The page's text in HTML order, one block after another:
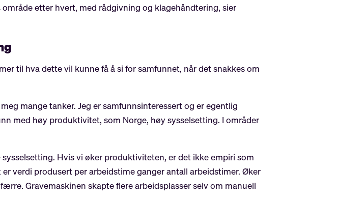
etter hvert, med rådgivning og klagehåndtering, sier
til hva dette vil kunne få å si for samfunnet, når det snakkes om
mange tanker. Jeg er samfunnsinteressert og er egentlig
med høy produktivitet, som Norge, høy sysselsetting. I områder
Hvis vi øker produktiviteten, er det ikke empiri som
verdi produsert per arbeidstime ganger antall arbeidstimer. Øker
Gravemaskinen skapte flere arbeidsplasser selv om manuell